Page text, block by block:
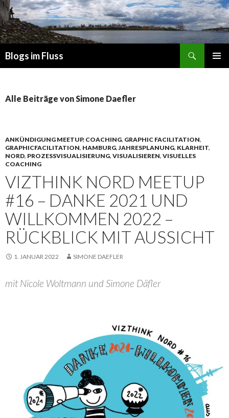
Blogs im Fluss
Alle Beiträge von Simone Daefler
ANKÜNDIGUNG MEETUP, COACHING, GRAPHIC FACILITATION,
GRAPHICFACILITATION, HAMBURG, JAHRESPLANUNG, KLARHEIT,
NORD, PROZESSVISUALISIERUNG, VISUALISIEREN, VISUELLES
COACHING
VIZTHINK NORD MEETUP
#16 – DANKE 2021 UND
WILLKOMMEN 2022 –
RÜCKBLICK MIT AUSSICHT
1. JANUAR 2022 SIMONE DAEFLER
mit Nicole Woltmann und Simone Däfler